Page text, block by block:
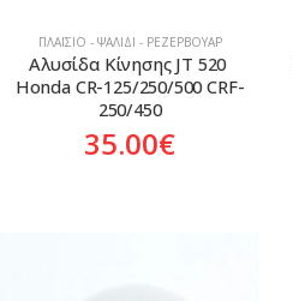
ΠΛΑΊΣΙΟ - ΨΑΛΊΔΙ - ΡΕΖΕΡΒΟΥΆΡ
Αλυσίδα Κίνησης JT 520
Honda CR-125/250/500 CRF-
250/450
35.00€